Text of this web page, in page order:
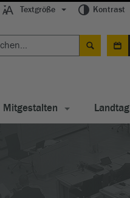
Textgröße Kontrast
Mitgestalten Landtag